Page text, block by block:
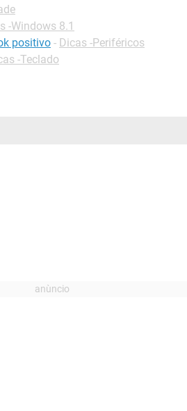
-Windows 8.1
positivo - Dicas -Periféricos
-Teclado